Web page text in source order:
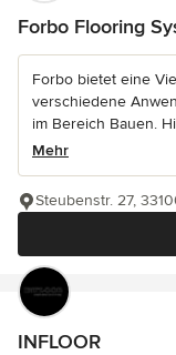
Forbo Flooring
Forbo bietet eine
verschiedene
im Bereich Bauen.
Mehr
Steubenstr. 27,
INFLOOR